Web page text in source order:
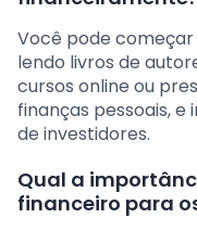
Você pode
lendo livros de
cursos online ou
finanças pessoais,
de investidores.
Qual a
financeiro para